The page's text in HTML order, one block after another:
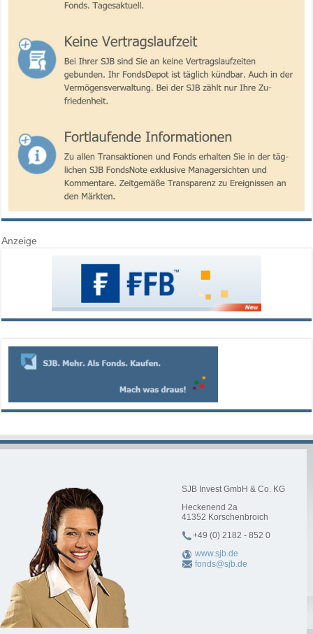
Anzeige
SJB Invest GmbH & Co. KG
Heckenend 2a
41352 Korschenbroich
+49 (0) 2182 - 852 0
www.sjb.de
fonds@sjb.de